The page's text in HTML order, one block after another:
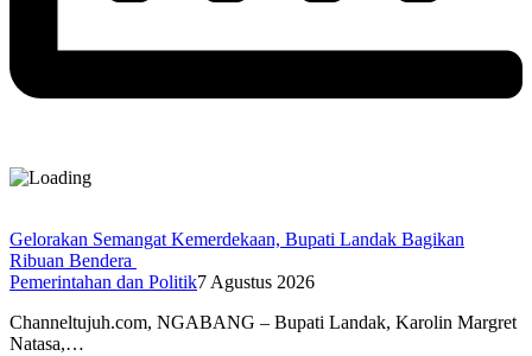
Gelorakan Semangat Kemerdekaan, Bupati Landak Bagikan
Ribuan Bendera
Pemerintahan dan Politik7 Agustus 2026
Channeltujuh.com, NGABANG – Bupati Landak, Karolin Margret
Natasa,…